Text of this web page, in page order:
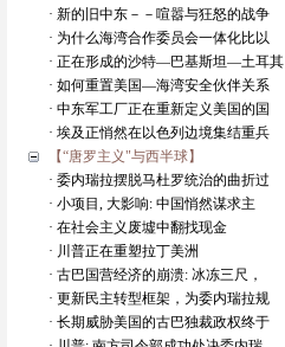
· 新的旧中东－－喧嚣与狂怒的战争
· 为什么海湾合作委员会一体化比以
· 正在形成的沙特—巴基斯坦—土耳其
· 如何重置美国—海湾安全伙伴关系
· 中东军工厂正在重新定义美国的国
· 埃及正悄然在以色列边境集结重兵
【“唐罗主义"与西半球】
· 委内瑞拉摆脱马杜罗统治的曲折过
· 小项目, 大影响: 中国悄然谋求主
· 在社会主义废墟中翻找现金
· 川普正在重塑拉丁美洲
· 古巴国营经济的崩溃: 冰冻三尺，
· 更新民主转型框架，为委内瑞拉规
· 长期威胁美国的古巴独裁政权终于